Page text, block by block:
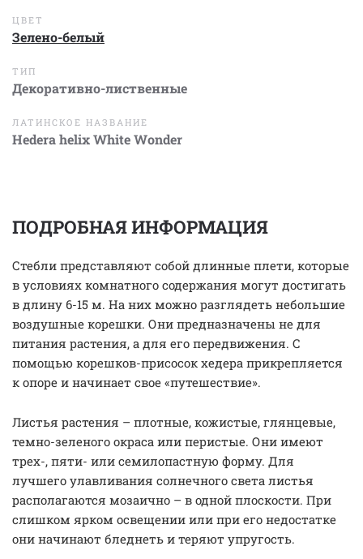
ЦВЕТ
Зелено-белый
ТИП
Декоративно-лиственные
ЛАТИНСКОЕ НАЗВАНИЕ
Hedera helix White Wonder
ПОДРОБНАЯ ИНФОРМАЦИЯ
Стебли представляют собой длинные плети, которые
в условиях комнатного содержания могут достигать
в длину 6-15 м. На них можно разглядеть небольшие
воздушные корешки. Они предназначены не для
питания растения, а для его передвижения. С
помощью корешков-присосок хедера прикрепляется
к опоре и начинает свое «путешествие».
Листья растения – плотные, кожистые, глянцевые,
темно-зеленого окраса или перистые. Они имеют
трех-, пяти- или семилопастную форму. Для
лучшего улавливания солнечного света листья
располагаются мозаично – в одной плоскости. При
слишком ярком освещении или при его недостатке
они начинают бледнеть и теряют упругость.